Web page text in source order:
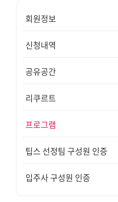
회원정보
신청내역
공유공간
리쿠르트
프로그램
팁스 선정팀 구성원 인증
입주사 구성원 인증